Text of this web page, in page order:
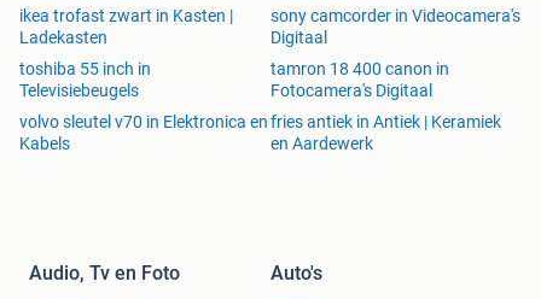
ikea trofast zwart in Kasten |
Ladekasten
sony camcorder in Videocamera's
Digitaal
toshiba 55 inch in
Televisiebeugels
tamron 18 400 canon in
Fotocamera's Digitaal
volvo sleutel v70 in Elektronica en
Kabels
fries antiek in Antiek | Keramiek
en Aardewerk
Audio, Tv en Foto Auto's